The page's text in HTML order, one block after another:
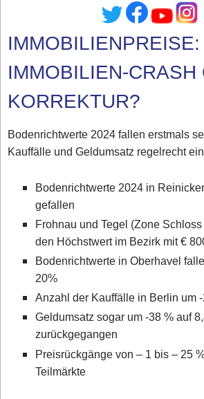
IMMOBILIENPREISE:
IMMOBILIEN-CRASH
KORREKTUR?
Bodenrichtwerte 2024 fallen erstmals
Kauffälle und Geldumsatz regelrecht
Bodenrichtwerte 2024 in
gefallen
Frohnau und Tegel (Zone
den Höchstwert im Bezirk mit €
Bodenrichtwerte in Oberhavel
20%
Anzahl der Kauffälle in Berlin um
Geldumsatz sogar um -38 % auf
zurückgegangen
Preisrückgänge von – 1 bis – 25
Teilmärkte